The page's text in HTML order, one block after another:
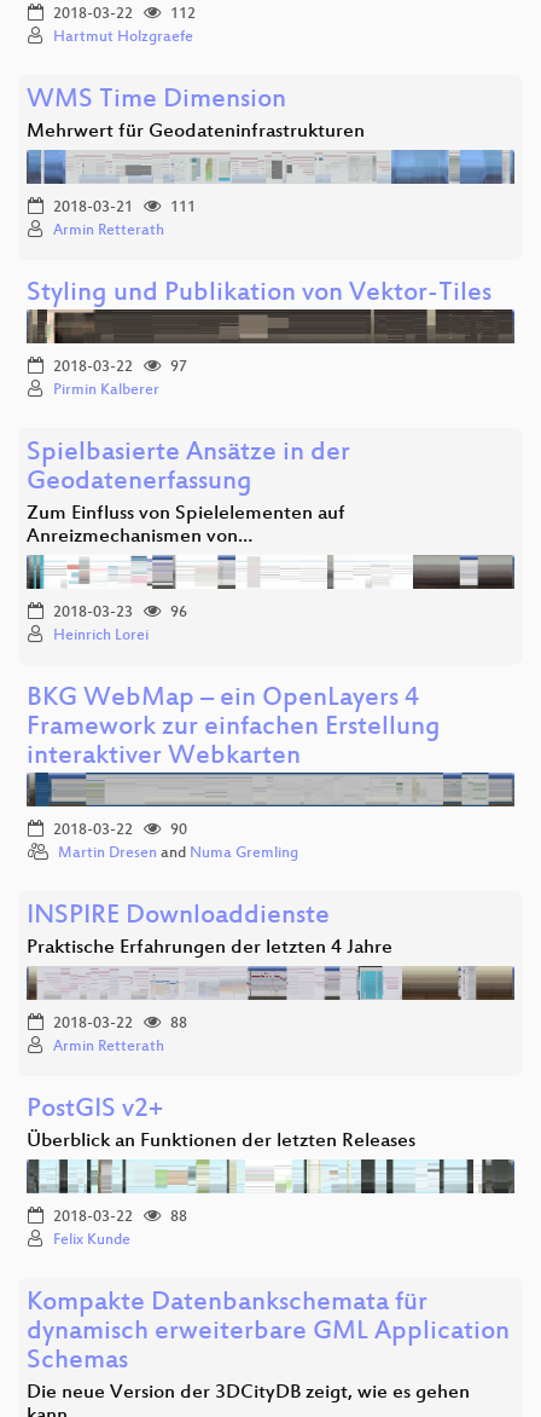
2018-03-22
112
Hartmut Holzgraefe
WMS Time Dimension
Mehrwert für Geodateninfrastrukturen
2018-03-21
111
Armin Retterath
Styling und Publikation von Vektor-Tiles
2018-03-22
97
Pirmin Kalberer
Spielbasierte Ansätze in der
Geodatenerfassung
Zum Einfluss von Spielelementen auf
Anreizmechanismen von…
2018-03-23
96
Heinrich Lorei
BKG WebMap – ein OpenLayers 4
Framework zur einfachen Erstellung
interaktiver Webkarten
2018-03-22
90
Martin Dresen and Numa Gremling
INSPIRE Downloaddienste
Praktische Erfahrungen der letzten 4 Jahre
2018-03-22
88
Armin Retterath
PostGIS v2+
Überblick an Funktionen der letzten Releases
2018-03-22
88
Felix Kunde
Kompakte Datenbankschemata für
dynamisch erweiterbare GML Application
Schemas
Die neue Version der 3DCityDB zeigt, wie es gehen